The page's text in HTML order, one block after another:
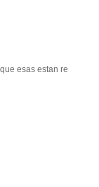
esas estan re